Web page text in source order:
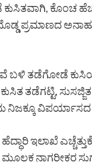
ಕೊಂಚ
ಪ್ರಮಾಣದ
ಬಳಿ ತಡೆಗೋಡೆ
ತಡೆಗಟ್ಟಿ,
ನಿಜಕ್ಕೂ
ಹೆದ್ಧಾರಿ ಇಲಾಖೆ
ಮೂಲಕ ನಾಗರೀಕರ